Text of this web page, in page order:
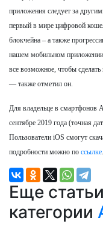
приложения следует за
первый в мире цифровой
блокчейна – а также
нашем мобильном
все возможное, чтобы
— также отметил он.
Для владельце в смартфонов
сентябре 2019 года (точная
Пользователи iOS смогут
подробности можно по ссылке.
Еще
категории